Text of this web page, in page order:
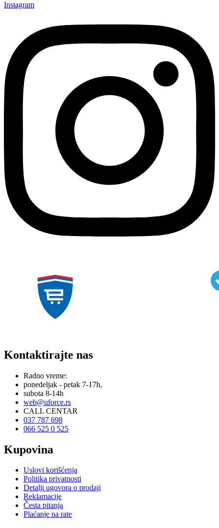
Instagram
Kontaktirajte nas
Radno vreme:
ponedeljak - petak 7-17h,
subota 8-14h
web@uforce.rs
CALL CENTAR
037 787 698
066 525 0 525
Kupovina
Uslovi korišćenja
Politika privatnosti
Detalji ugovora o prodaji
Reklamacije
Česta pitanja
Plaćanje na rate